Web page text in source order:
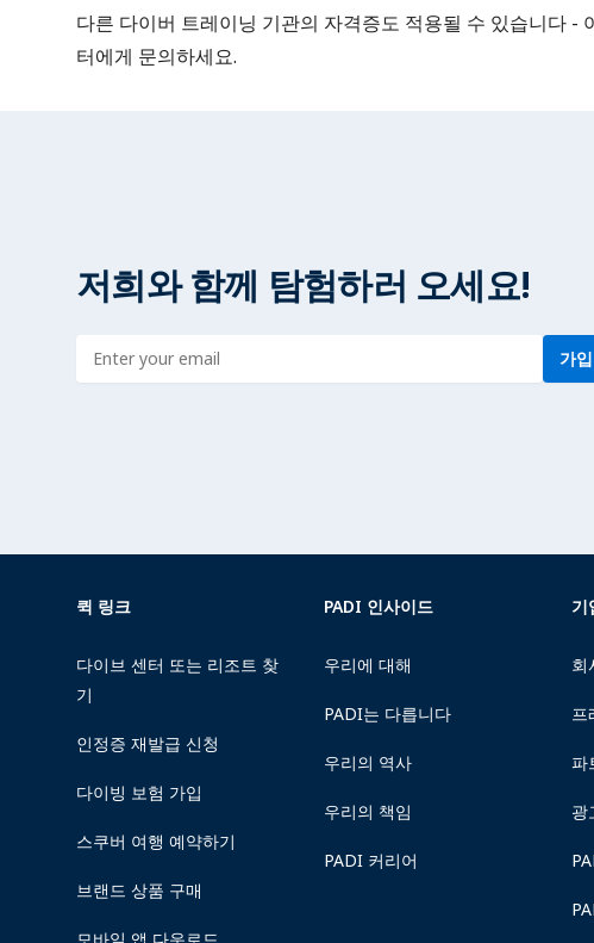
다른 다이버 트레이닝 기관의 자격증도 적용될 수 있습니다 -
터에게 문의하세요.
저희와 함께 탐험하러 오세요!
Enter address 가입
퀵 링크
다이브 센터 또는 리조트 찾
기
인정증 재발급 신청
다이빙 보험 가입
스쿠버 여행 예약하기
브랜드 상품 구매
PADI 인사이드
우리에 대해
PADI는 다릅니다
우리의 역사
우리의 책임
PADI 커리어
기
회
프
파
광